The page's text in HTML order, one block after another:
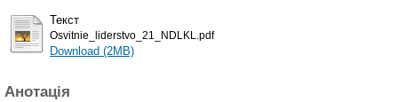
Текст
Osvitnie_liderstvo_21_NDLKL.pdf
Download (2MB)
Анотація